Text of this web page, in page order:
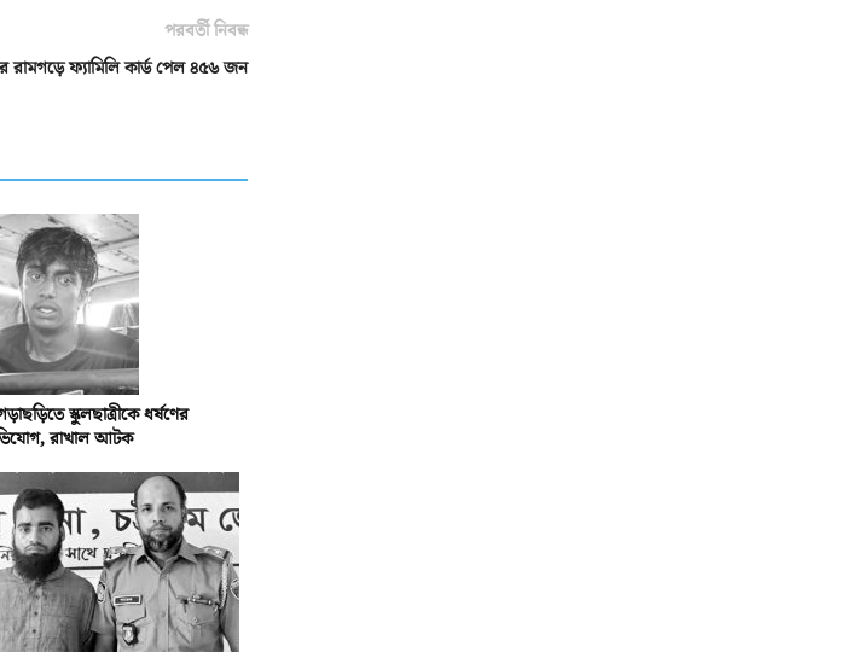
পরবর্তী নিবন্ধ
রামগড়ে ফ্যামিলি কার্ড পেল ৪৫৬ জন
স্কুলছাত্রীকে ধর্ষণের
রাখাল আটক